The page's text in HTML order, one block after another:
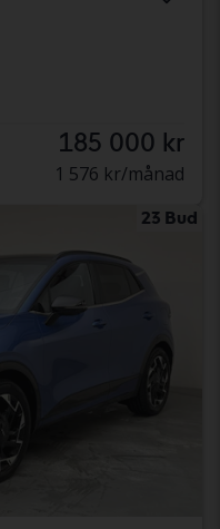
185 000 kr
1 576 kr/månad
23 Bud